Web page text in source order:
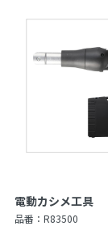
電動カシメ工具
品番： R83500